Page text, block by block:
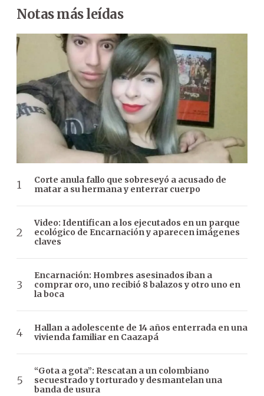
Notas más leídas
Corte anula fallo que sobreseyó a acusado de
matar a su hermana y enterrar cuerpo
Video: Identifican a los ejecutados en un parque
ecológico de Encarnación y aparecen imágenes
claves
Encarnación: Hombres asesinados iban a
comprar oro, uno recibió 8 balazos y otro uno en
la boca
Hallan a adolescente de 14 años enterrada en una
vivienda familiar en Caazapá
“Gota a gota”: Rescatan a un colombiano
secuestrado y torturado y desmantelan una
banda de usura